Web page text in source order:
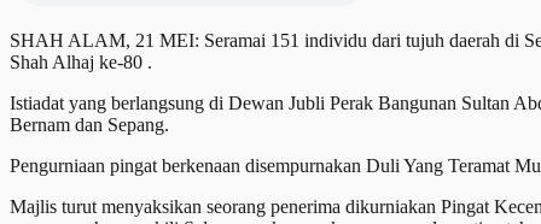
SHAH ALAM, 21 MEI: Seramai 151 individu dari tujuh daerah di
Shah Alhaj ke-80 .
Istiadat yang berlangsung di Dewan Jubli Perak Bangunan Sultan
Bernam dan Sepang.
Pengurniaan pingat berkenaan disempurnakan Duli Yang Teramat
Majlis turut menyaksikan seorang penerima dikurniakan Pingat